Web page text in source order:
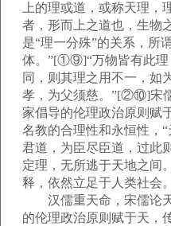
上的理或道，或称天理，
者，形而上之道也，生物
是“理一分殊”的关系，所
体。”[①⑨]“万物皆有此理
同，则其理之用不一，如
孝，为父须慈。”[②⑩]宋
家倡导的伦理政治原则赋
名教的合理性和永恒性，
君道，为臣尽臣道，过此
定理，无所逃于天地之
释，依然立足于人类社会。
汉儒重天命，宋儒论天
的伦理政治原则赋于天，